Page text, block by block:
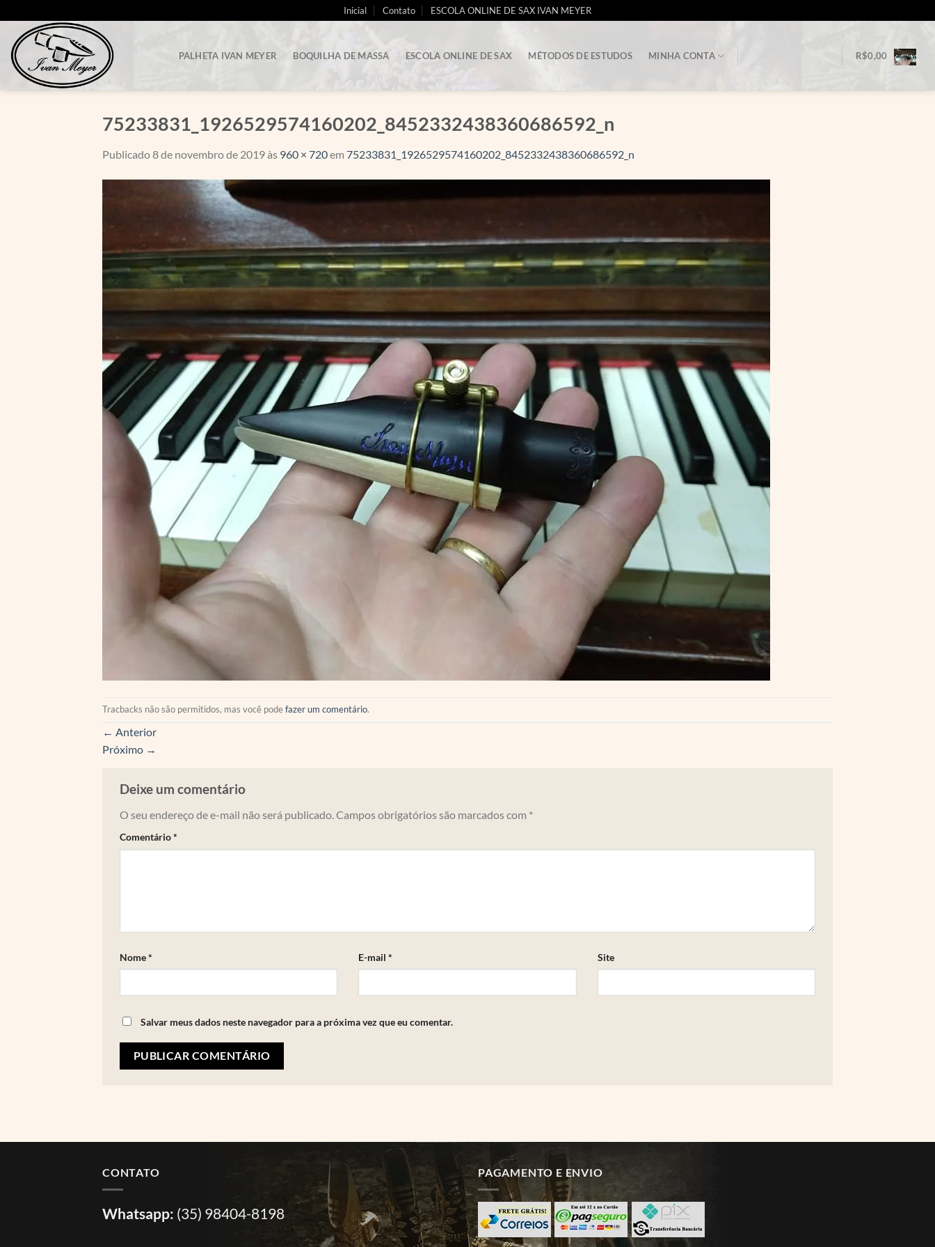
to
content
Inicial Contato ESCOLA ONLINE DE SAX IVAN MEYER
PALHETA IVAN MEYER BOQUILHA DE MASSA ESCOLA ONLINE DE SAX MÉTODOS DE ESTUDOS MINHA CONTA R$0,00
75233831_1926529574160202_8452332438360686592_n
Publicado8 de novembro de 2019às 960 × 720em 75233831_1926529574160202_8452332438360686592_n
Tracbacks não são permitidos, mas você podefazer um comentário.
← Anterior
Próximo →
Deixe um comentário
O seu endereço de e-mail não será publicado.Campos obrigatórios são marcados com *
Comentário*
Nome* E-mail* Site
Salvar meus dados neste navegador para a próxima vez que eu comentar.
CONTATO
Whatsapp: (35) 98404-8198
PAGAMENTO E ENVIO